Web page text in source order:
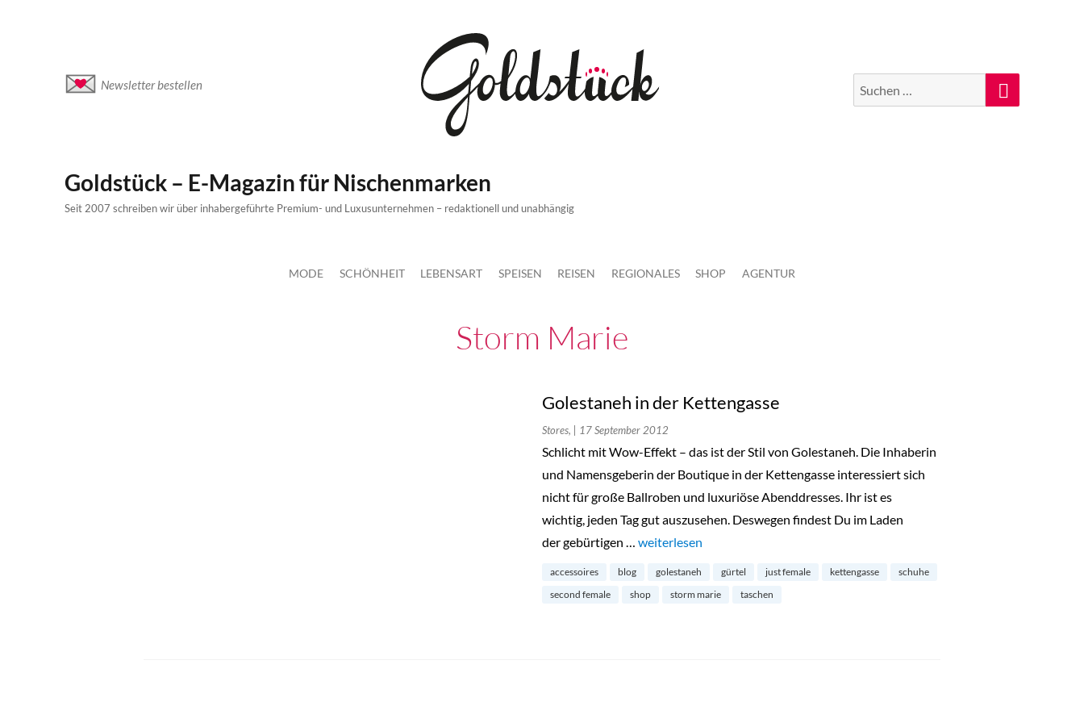
Newsletter bestellen
Suche
nach:
Suchen
Goldstück – E-Magazin für Nischenmarken
Seit 2007 schreiben wir über inhabergeführte Premium- und Luxusunternehmen – redaktionell und unabhängig
MODE SCHÖNHEIT LEBENSART SPEISEN REISEN REGIONALES SHOP AGENTUR
Storm Marie
Golestaneh in der Kettengasse
Stores, | 17 September 2012
Schlicht mit Wow-Effekt – das ist der Stil von Golestaneh. Die Inhaberin
und Namensgeberin der Boutique in der Kettengasse interessiert sich
nicht für große Ballroben und luxuriöse Abenddresses. Ihr ist es
wichtig, jeden Tag gut auszusehen. Deswegen findest Du im Laden
der gebürtigen … „Golestaneh in der Kettengasse“
weiterlesen
accessoires blog golestaneh gürtel just female kettengasse
schuhe
second female
shop storm marie taschen